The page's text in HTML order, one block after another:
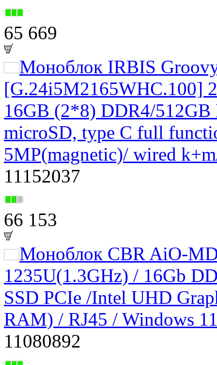
65 669
Моноблок IRBIS
[G.24i5M2165WHC.100]
16GB (2*8) DDR4/
microSD, type C full
5MP(magnetic)/ wired
11152037
66 153
Моноблок CBR AiO-
1235U(1.3GHz) / 16Gb
SSD PCIe /Intel UHD
RAM) / RJ45 / Windows
11080892